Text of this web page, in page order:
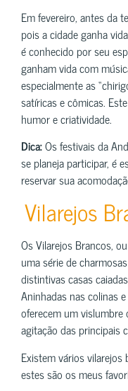
Em fevereiro, antes da
pois a cidade ganha
é conhecido por seu
ganham vida com
especialmente as
satíricas e cômicas.
humor e criatividade.
Dica:Os festivais da
se planeja participar, é
reservar sua
Vilarejos
Os Vilarejos Brancos,
uma série de
distintivas casas
Aninhadas nas colinas
oferecem um vislumbre
agitação das principais
Existem vários
estes são os meus